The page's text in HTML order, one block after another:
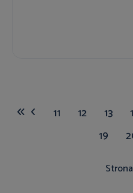
11 12 13
19